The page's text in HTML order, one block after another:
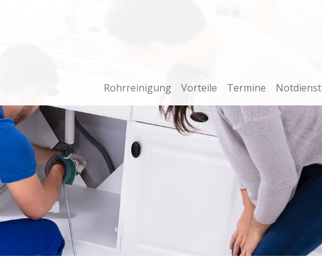
Rohrreinigung Vorteile Termine Notdienst